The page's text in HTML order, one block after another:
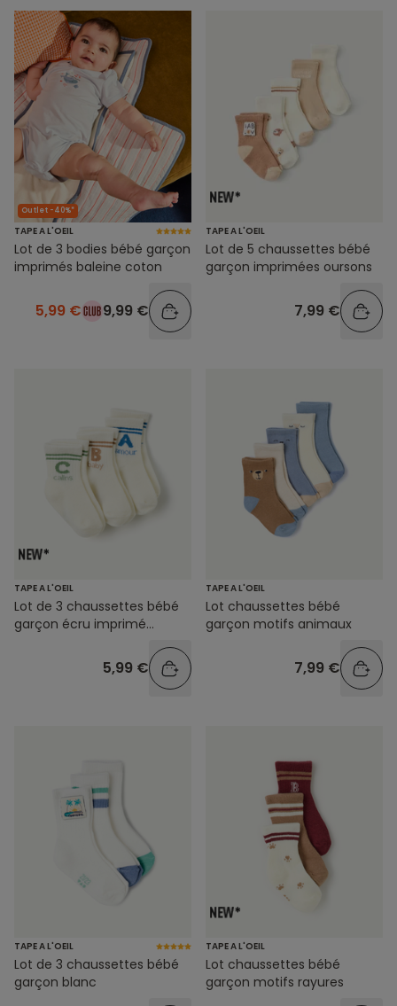
Outlet -40%*
TAPE A L'OEIL
Lot de 3 bodies bébé garçon
imprimés baleine coton
5,99 € 9,99 €
TAPE A L'OEIL
Lot de 5 chaussettes bébé
garçon imprimées oursons
7,99 €
TAPE A L'OEIL
Lot de 3 chaussettes bébé
garçon écru imprimé
5,99 €
TAPE A L'OEIL
Lot chaussettes bébé
garçon motifs animaux
7,99 €
TAPE A L'OEIL
Lot de 3 chaussettes bébé
garçon blanc
TAPE A L'OEIL
Lot chaussettes bébé
garçon motifs rayures